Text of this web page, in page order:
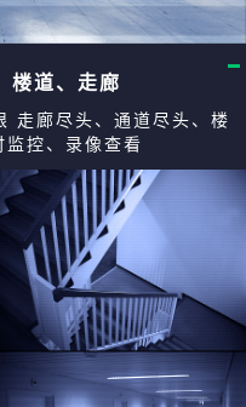
楼道、走廊
走廊尽头、通道尽头、楼
控、录像查看